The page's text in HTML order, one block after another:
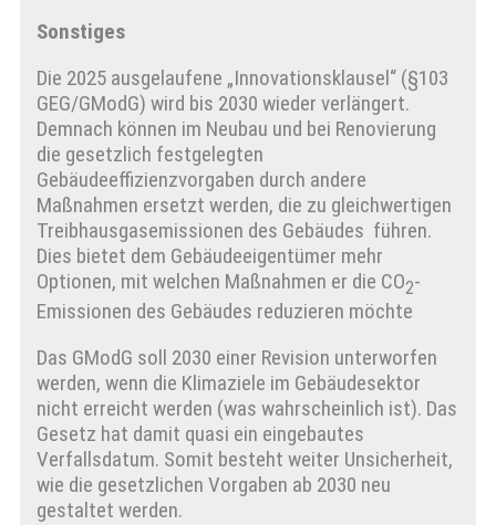
Sonstiges
Die 2025 ausgelaufene „Innovationsklausel“ (§103
GEG/GModG) wird bis 2030 wieder verlängert.
Demnach können im Neubau und bei Renovierung
die gesetzlich festgelegten
Gebäudeeffizienzvorgaben durch andere
Maßnahmen ersetzt werden, die zu gleichwertigen
Treibhausgasemissionen des Gebäudes führen.
Dies bietet dem Gebäudeeigentümer mehr
Optionen, mit welchen Maßnahmen er die CO2-
Emissionen des Gebäudes reduzieren möchte
Das GModG soll 2030 einer Revision unterworfen
werden, wenn die Klimaziele im Gebäudesektor
nicht erreicht werden (was wahrscheinlich ist). Das
Gesetz hat damit quasi ein eingebautes
Verfallsdatum. Somit besteht weiter Unsicherheit,
wie die gesetzlichen Vorgaben ab 2030 neu
gestaltet werden.